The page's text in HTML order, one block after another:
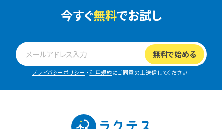
今すぐ無料でお試し
プライバシーポリシー ・利用規約にご同意の上送信してください